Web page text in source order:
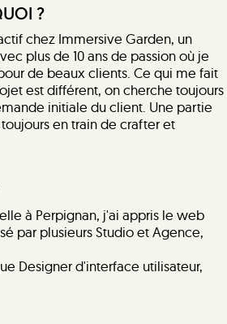
?
chez Immersive Garden, un
plus de 10 ans de passion où je
de beaux clients. Ce qui me fait
est différent, on cherche toujours
initiale du client. Une partie
en train de crafter et
à Perpignan, j'ai appris le web
par plusieurs Studio et Agence,
Designer d'interface utilisateur,